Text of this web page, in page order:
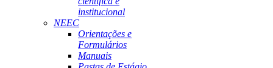
institucional
NEEC
Orientações e
Formulários
Manuais